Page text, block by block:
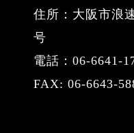
住所：大阪市浪
号
電話：06-6641-
FAX: 06-6643-